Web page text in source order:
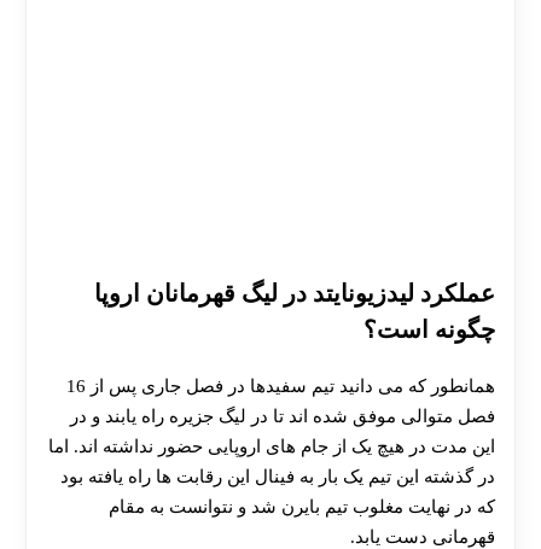
عملکرد لیدزیونایتد در لیگ قهرمانان اروپا
چگونه است؟
همانطور که می دانید تیم سفیدها در فصل جاری پس از 16
فصل متوالی موفق شده اند تا در لیگ جزیره راه یابند و در
این مدت در هیچ یک از جام های اروپایی حضور نداشته اند. اما
در گذشته این تیم یک بار به فینال این رقابت ها راه یافته بود
که در نهایت مغلوب تیم بایرن شد و نتوانست به مقام
قهرمانی دست یابد.